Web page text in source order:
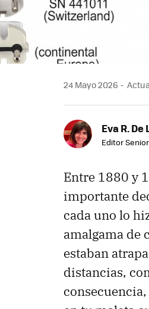
24 Mayo 2026
Eva R. De
Editor Senior
Entre 1880 y
importante
cada uno lo
amalgama de
estaban
distancias,